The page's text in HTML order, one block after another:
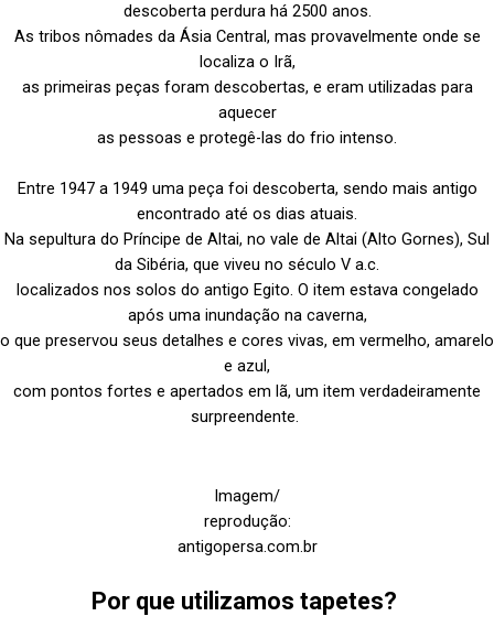
descoberta perdura há 2500 anos.
As tribos nômades da Ásia Central, mas provavelmente onde se
localiza o Irã,
as primeiras peças foram descobertas, e eram utilizadas para
aquecer
as pessoas e protegê-las do frio intenso.
Entre 1947 a 1949 uma peça foi descoberta, sendo mais antigo
encontrado até os dias atuais.
Na sepultura do Príncipe de Altai, no vale de Altai (Alto Gornes), Sul
da Sibéria, que viveu no século V a.c.
localizados nos solos do antigo Egito. O item estava congelado
após uma inundação na caverna,
o que preservou seus detalhes e cores vivas, em vermelho, amarelo
e azul,
com pontos fortes e apertados em lã, um item verdadeiramente
surpreendente.
Imagem/
reprodução:
antigopersa.com.br
Por que utilizamos tapetes?